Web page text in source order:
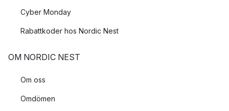
Cyber Monday
Rabattkoder hos Nordic Nest
OM NORDIC NEST
Om oss
Omdömen